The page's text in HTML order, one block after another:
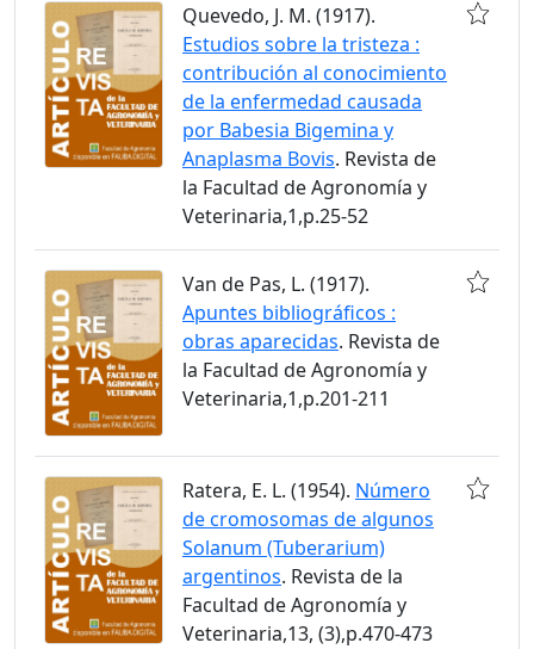
Quevedo, J. M. (1917).
Estudios sobre la tristeza :
contribución al conocimiento
de la enfermedad causada
por Babesia Bigemina y
Anaplasma Bovis. Revista de
la Facultad de Agronomía y
Veterinaria,1,p.25-52
Van de Pas, L. (1917).
Apuntes bibliográficos :
obras aparecidas. Revista de
la Facultad de Agronomía y
Veterinaria,1,p.201-211
Ratera, E. L. (1954). Número
de cromosomas de algunos
Solanum (Tuberarium)
argentinos. Revista de la
Facultad de Agronomía y
Veterinaria,13, (3),p.470-473